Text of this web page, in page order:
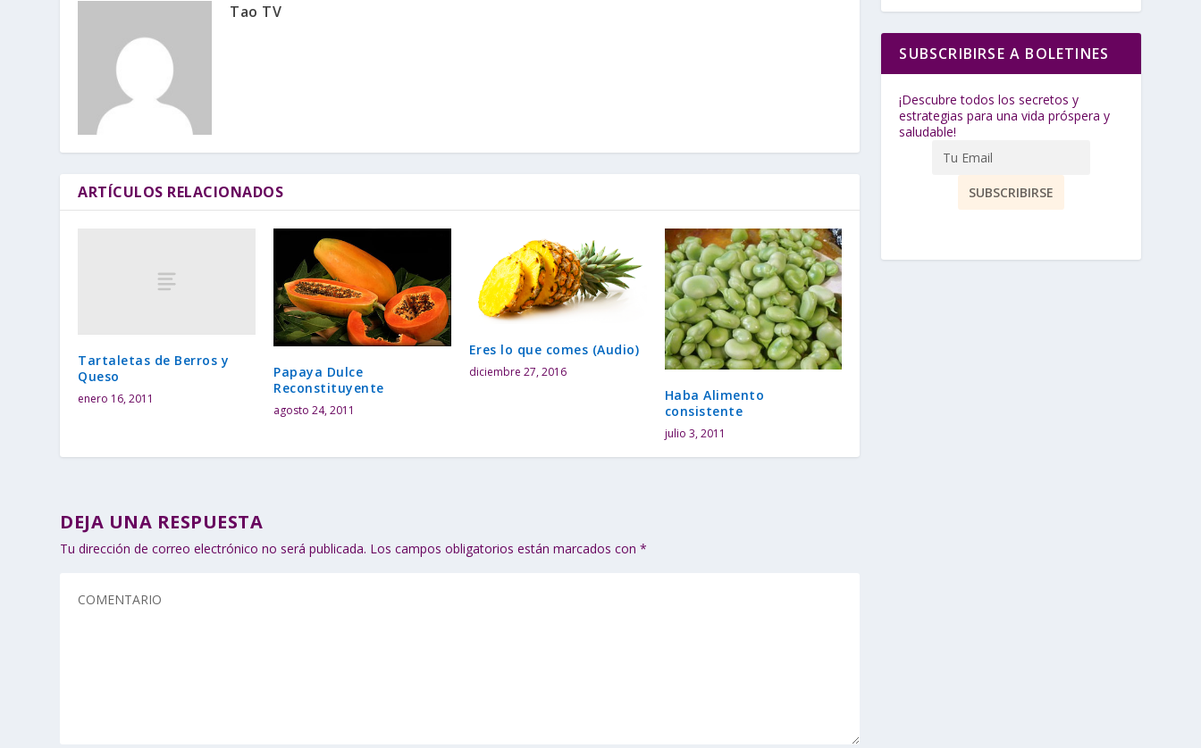
Tao TV
ARTÍCULOS RELACIONADOS
Tartaletas de Berros y
Queso
enero 16, 2011
Papaya Dulce
Reconstituyente
agosto 24, 2011
Eres lo que comes (Audio)
diciembre 27, 2016
Haba Alimento
consistente
julio 3, 2011
DEJA UNA RESPUESTA
Tu dirección de correo electrónico no será publicada. Los campos obligatorios están marcados con*
SUBSCRIBIRSE A BOLETINES
¡Descubre todos los secretos y
estrategias para una vida próspera y
saludable!